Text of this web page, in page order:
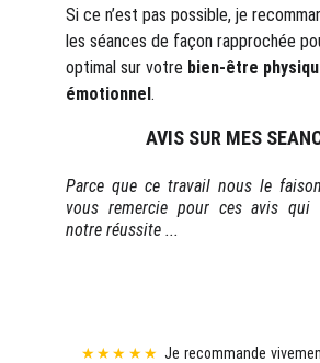
Si ce n’est pas possible, je
les séances de façon rapprochée
optimal sur votre bien-être
émotionnel.
AVIS SUR MES
★★★★★ Je recommande
Parce que ce travail nous le
vous remercie pour ces avis qui
notre réussite ...